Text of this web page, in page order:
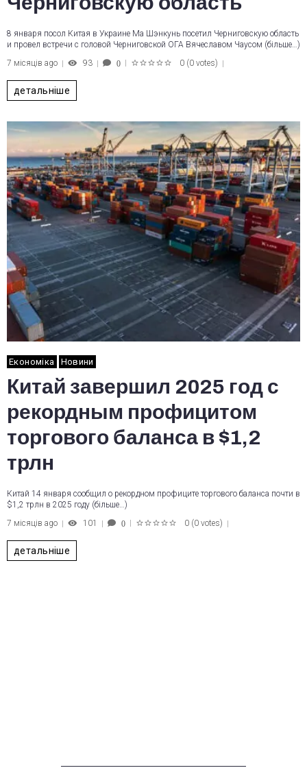
8 января посол Китая в Украине Ма Шэнкунь посетил Черниговскую область
и провел встречи с головой Черниговской ОГА Вячеславом Чаусом (більше…)
7 місяців ago
93 0 0 (0 votes)
детальніше
Економіка Новини
Китай завершил 2025 год с
рекордным профицитом
торгового баланса в $1,2
трлн
Китай 14 января сообщил о рекордном профиците торгового баланса почти в
$1,2 трлн в 2025 году (більше…)
7 місяців ago
101 0 0 (0 votes)
детальніше